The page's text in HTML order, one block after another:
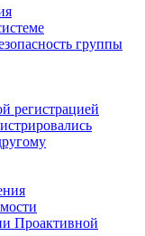
группы
регистрацией
Проактивной